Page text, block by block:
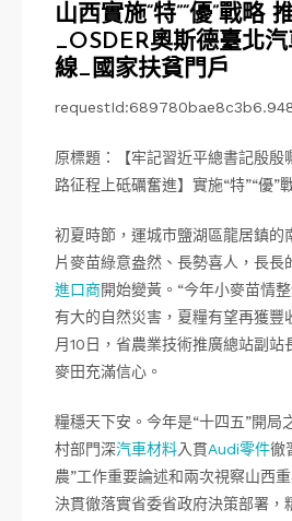
山西實施“特”“優”戰略
_OSDER奧斯德臺北
線_國家扶貧門戶
原標題：【牢記習近平總書記殷殷
路征程上砥礪奮進】實施“特”“優”
初夏時節，運城市鹽湖區龍居鎮的
片麥苗綠意盎然、長勢喜人，長長
進口商開始變黃。“今年小麥苗情
有大的自然災害，夏糧有望再獲豐
月10日，省農業技術推廣總站副站
麥田充滿信心。
糧穩天下安。今年是“十四五”開局
村部門深汽車材料入貫Audi零件徹
農”工作重要論述和兩次視察山西
決貫徹落實省委省政府決策部署，